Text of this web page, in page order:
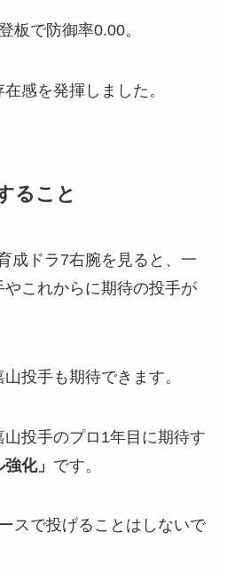
板で防御率0.00。
感を発揮しました。
ること
成ドラ7右腕を見ると、一
これからに期待の投手が
投手も期待できます。
投手のプロ1年目に期待す
化」 です。
スで投げることはしないで